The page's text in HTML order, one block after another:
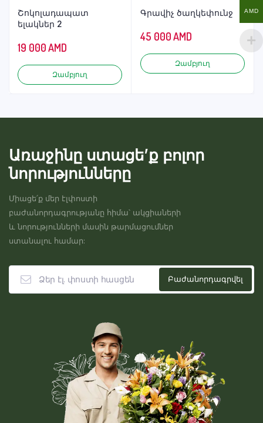
Շոկոլադապատ
ելակներ 2
19 000AMD
Զամբյուղ
Գրավիչ ծաղկեփունջ
45 000AMD
Զամբյուղ
Առաջինը ստացե’ք բոլոր
նորությունները
Միացե՛ք մեր էլփոստի
բաժանորդագրությանը հիմա՝ ակցիաների
և նորությունների մասին թարմացումներ
ստանալու համար:
AMD